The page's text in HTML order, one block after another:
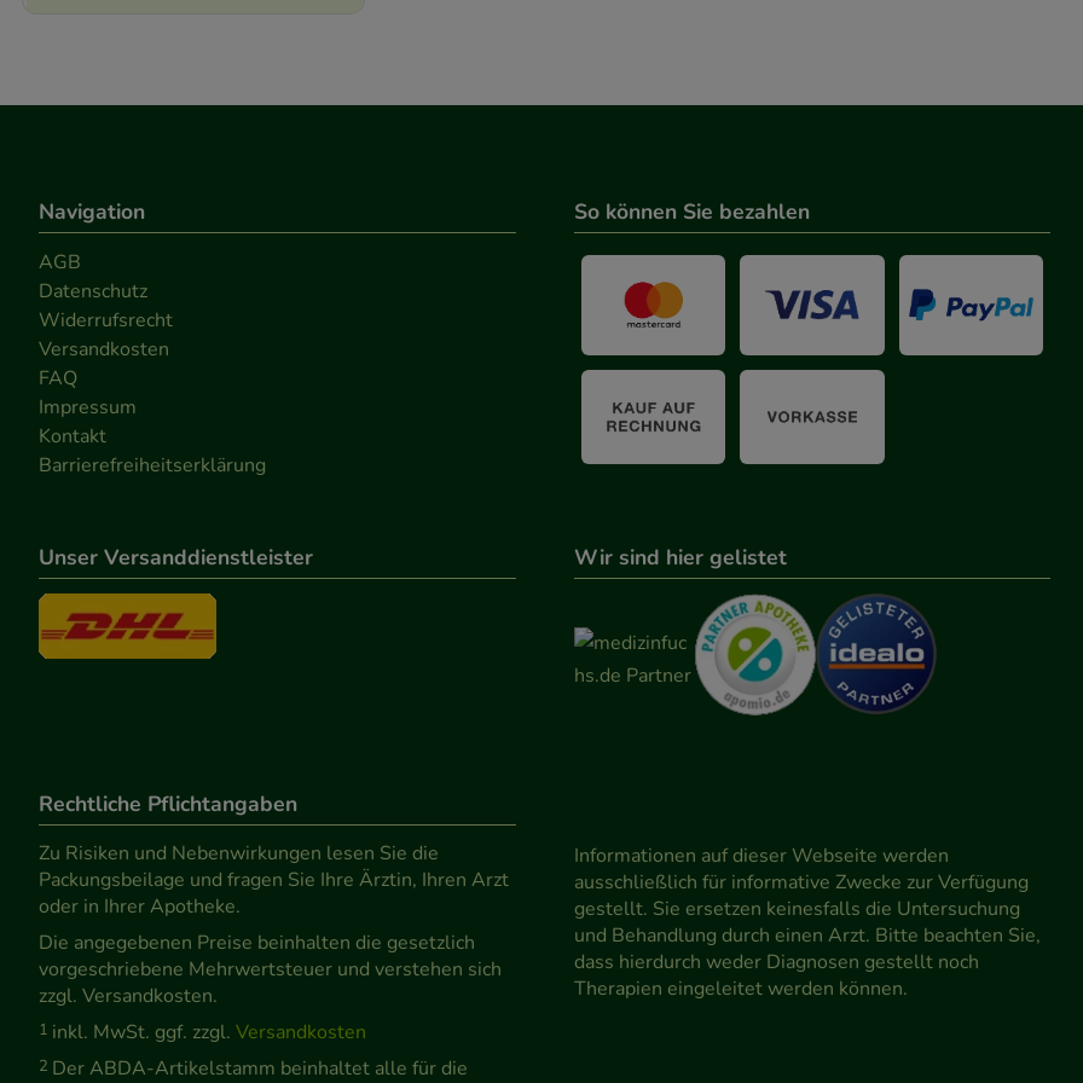
Navigation
AGB
Datenschutz
Widerrufsrecht
Versandkosten
FAQ
Impressum
Kontakt
Barrierefreiheitserklärung
So können Sie bezahlen
Unser Versanddienstleister Wir sind hier gelistet
Rechtliche Pflichtangaben
Zu Risiken und Nebenwirkungen lesen Sie die
Packungsbeilage und fragen Sie Ihre Ärztin, Ihren Arzt
oder in Ihrer Apotheke.
Die angegebenen Preise beinhalten die gesetzlich
vorgeschriebene Mehrwertsteuer und verstehen sich
zzgl. Versandkosten.
1 inkl. MwSt. ggf. zzgl. Versandkosten
2 Der ABDA-Artikelstamm beinhaltet alle für die
Informationen auf dieser Webseite werden
ausschließlich für informative Zwecke zur Verfügung
gestellt. Sie ersetzen keinesfalls die Untersuchung
und Behandlung durch einen Arzt. Bitte beachten Sie,
dass hierdurch weder Diagnosen gestellt noch
Therapien eingeleitet werden können.